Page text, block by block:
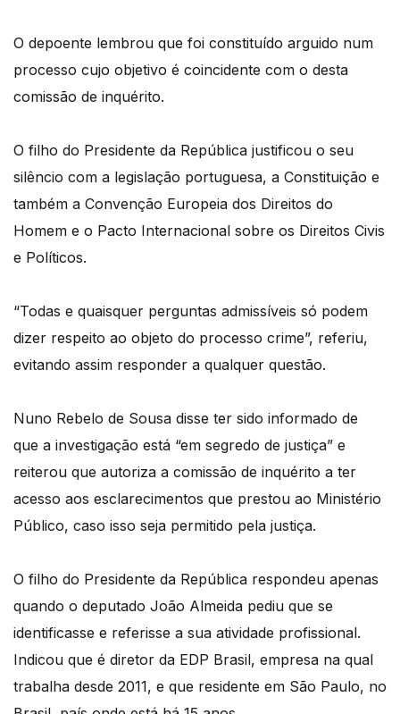
O depoente lembrou que foi constituído arguido num
processo cujo objetivo é coincidente com o desta
comissão de inquérito.
O filho do Presidente da República justificou o seu
silêncio com a legislação portuguesa, a Constituição e
também a Convenção Europeia dos Direitos do
Homem e o Pacto Internacional sobre os Direitos Civis
e Políticos.
“Todas e quaisquer perguntas admissíveis só podem
dizer respeito ao objeto do processo crime”, referiu,
evitando assim responder a qualquer questão.
Nuno Rebelo de Sousa disse ter sido informado de
que a investigação está “em segredo de justiça” e
reiterou que autoriza a comissão de inquérito a ter
acesso aos esclarecimentos que prestou ao Ministério
Público, caso isso seja permitido pela justiça.
O filho do Presidente da República respondeu apenas
quando o deputado João Almeida pediu que se
identificasse e referisse a sua atividade profissional.
Indicou que é diretor da EDP Brasil, empresa na qual
trabalha desde 2011, e que residente em São Paulo, no